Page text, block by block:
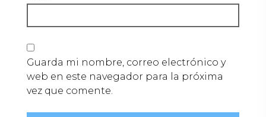
Guarda mi nombre, correo electrónico y
web en este navegador para la próxima
vez que comente.